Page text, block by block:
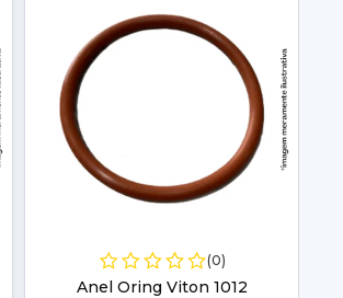
(0)
Anel Oring Viton 1012